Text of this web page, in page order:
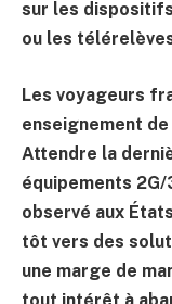
sur les
ou les
Les voyageurs
enseignement
Attendre la
équipements
observé aux
tôt vers des
une marge de
tout intérêt à